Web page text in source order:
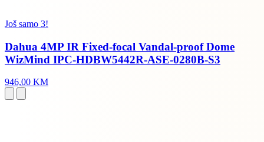
Još samo 3!
Dahua 4MP IR Fixed-focal Vandal-proof Dome
WizMind IPC-HDBW5442R-ASE-0280B-S3
946,00 KM